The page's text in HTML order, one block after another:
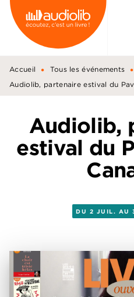
MENU RECHERCHE
PIED DE PAGE
Accueil • Tous les événements •
Audiolib, partenaire estival du
Audiolib,
estival du
DU 2 JUIL. AU